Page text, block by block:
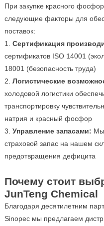
При закупке красного
следующие факторы для
поставок:
Сертификация
сертификатов ISO 14001
18001 (безопасность труда)
Логистические
холодовой логистики
транспортировку
натрия и красный фосфор
Управление запасами: Мы
страховой запас на нашем
предотвращения дефицита
Почему стоит
JunTeng Chemical
Благодаря десятилетним
Sinopec мы предлагаем